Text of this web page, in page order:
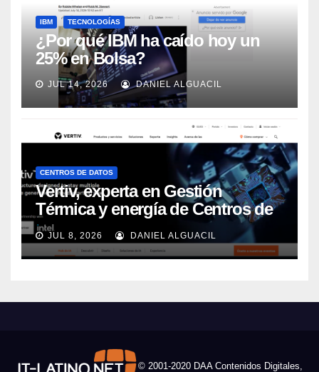
IBM TECNOLOGÍAS
¿Por qué IBM ha caído hoy un
25% en Bolsa?
JUL 14, 2026 DANIEL ALGUACIL
CENTROS DE DATOS
Vertiv, experta en Gestión
Térmica y energía de Centros de
Datos, sigue su crecimiento
imparable
JUL 8, 2026 DANIEL ALGUACIL
© 2001-2020 DAA Contenidos Digitales,